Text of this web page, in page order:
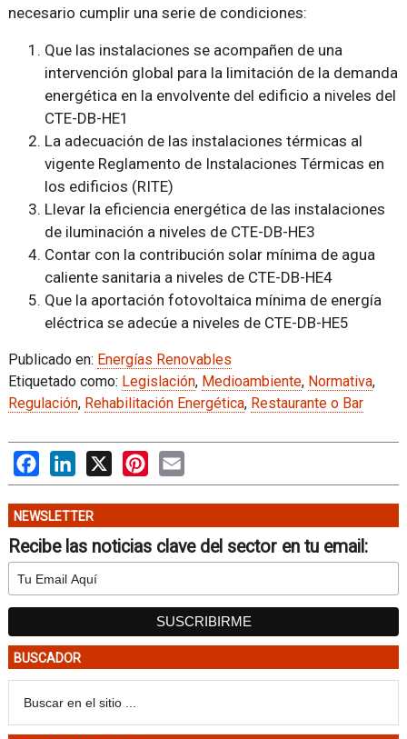
necesario cumplir una serie de condiciones:
Que las instalaciones se acompañen de una
intervención global para la limitación de la demanda
energética en la envolvente del edificio a niveles del
CTE-DB-HE1
La adecuación de las instalaciones térmicas al
vigente Reglamento de Instalaciones Térmicas en
los edificios (RITE)
Llevar la eficiencia energética de las instalaciones
de iluminación a niveles de CTE-DB-HE3
Contar con la contribución solar mínima de agua
caliente sanitaria a niveles de CTE-DB-HE4
Que la aportación fotovoltaica mínima de energía
eléctrica se adecúe a niveles de CTE-DB-HE5
Publicado en: Energías Renovables
Etiquetado como: Legislación, Medioambiente, Normativa,
Regulación, Rehabilitación Energética, Restaurante o Bar
FacebookLinkedIn
X PinterestEmail
NEWSLETTER
Recibe las noticias clave del sector en tu email:
BUSCADOR